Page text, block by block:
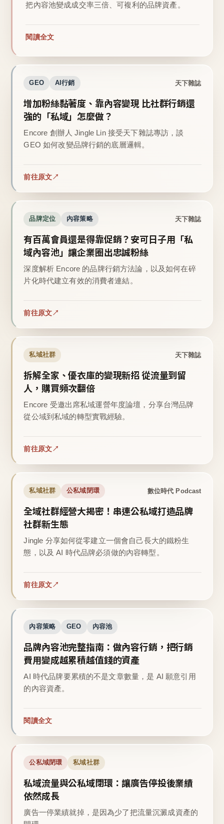
把內容池變成成交率三倍、可複利的品牌資產。
閱讀全文
GEO AI行銷 天下雜誌
增加粉絲黏著度、靠內容變現 比社群行銷還
強的「私域」怎麼做？
Encore 創辦人 Jingle Lin 接受天下雜誌專訪，談
GEO 如何改變品牌行銷的底層邏輯。
前往原文
品牌定位 內容策略 天下雜誌
有百萬會員還是得靠促銷？安可日子用「私
域內容池」讓企業圈出忠誠粉絲
深度解析 Encore 的品牌行銷方法論，以及如何在碎
片化時代建立有效的消費者連結。
前往原文
私域社群 天下雜誌
拆解全家、優衣庫的變現新招 從流量到留
人，購買頻次翻倍
Encore 受邀出席私域運營年度論壇，分享台灣品牌
從公域到私域的轉型實戰經驗。
前往原文
私域社群 公私域閉環 數位時代 Podcast
全域社群經營大揭密！串連公私域打造品牌
社群新生態
Jingle 分享如何從零建立一個會自己長大的鐵粉生
態，以及 AI 時代品牌必須做的內容轉型。
前往原文
內容策略 GEO 內容池
品牌內容池完整指南：做內容行銷，把行銷
費用變成越累積越值錢的資產
AI 時代品牌要累積的不是文章數量，是 AI 願意引用
的內容資產。
閱讀全文
公私域閉環 私域社群
私域流量與公私域閉環：讓廣告停投後業績
依然成長
廣告一停業績就掉，是因為少了把流量沉澱成資產的